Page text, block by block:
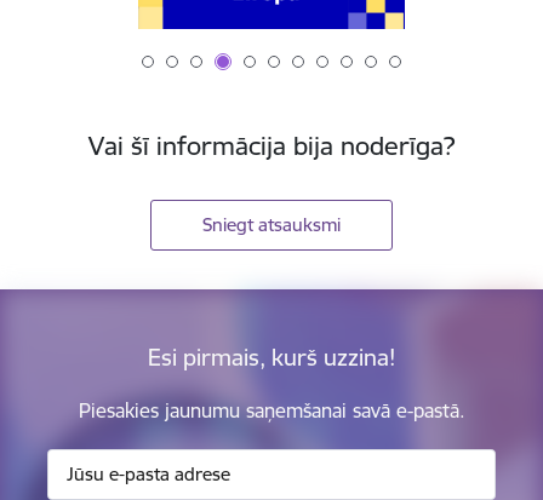
Vai šī informācija bija noderīga?
Sniegt atsauksmi
Esi pirmais, kurš uzzina!
Piesakies jaunumu saņemšanai savā e-pastā.